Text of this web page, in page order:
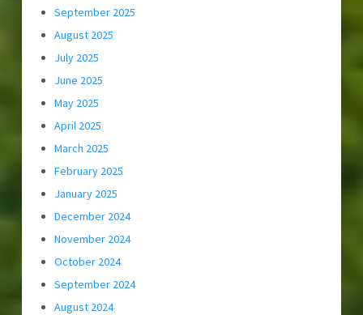
September 2025
August 2025
July 2025
June 2025
May 2025
April 2025
March 2025
February 2025
January 2025
December 2024
November 2024
October 2024
September 2024
August 2024